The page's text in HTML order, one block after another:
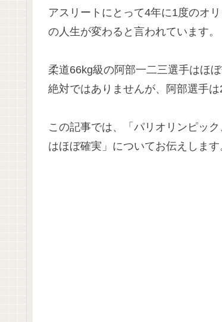
アスリートにとって4年に1度のオ
の人生が変わると言われています。
柔道66kg級の阿部一二三選手はほ
絶対ではありませんが、阿部選手
この記事では、「パリオリンピッ
はほぼ確実」についてお伝えします